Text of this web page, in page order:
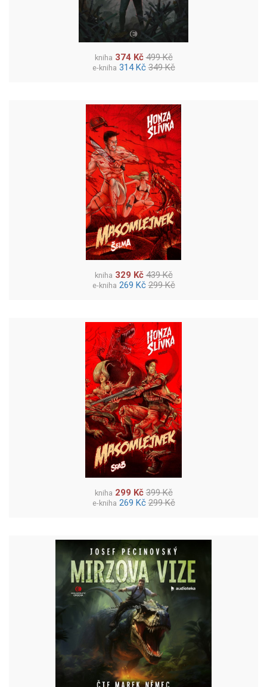
kniha 374 Kč 499 Kč
e-kniha 314 Kč 349 Kč
kniha 329 Kč 439 Kč
e-kniha 269 Kč 299 Kč
kniha 299 Kč 399 Kč
e-kniha 269 Kč 299 Kč